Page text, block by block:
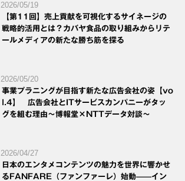
2026/05/19
【第11回】売上貢献を可視化するサイネージの
戦略的活用とは？カバヤ食品の取り組みからリテ
ールメディアの新たな勝ち筋を探る
2026/05/20
事業プラニングが目指す新たな広告会社の姿【vo
l.4】 広告会社とITサービスカンパニーがタッ
グを組む理由～博報堂×NTTデータ対談～
2026/04/27
日本のエンタメコンテンツの魅力を世界に響かせ
るFANFARE（ファンファーレ）始動——イン